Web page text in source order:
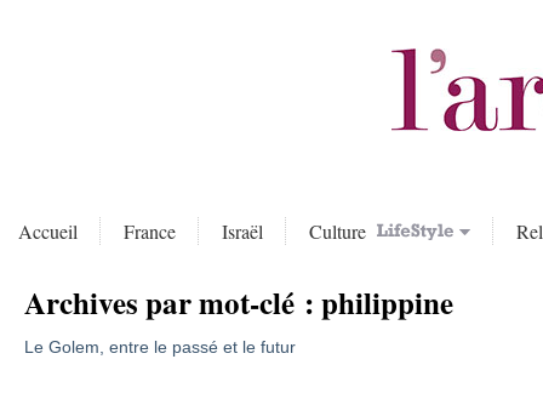
Accueil France Israël Culture
Archives par mot-clé :philippine
Le Golem, entre le passé et le futur